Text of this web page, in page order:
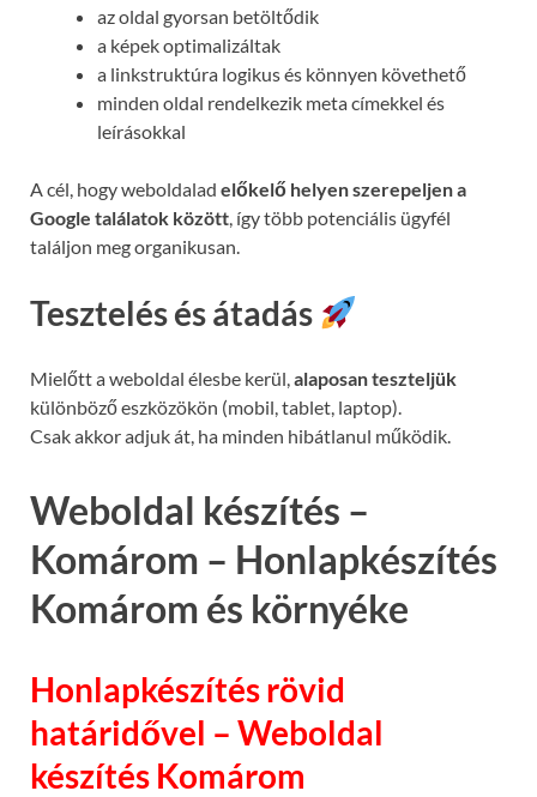
az oldal gyorsan betöltődik
a képek optimalizáltak
a linkstruktúra logikus és könnyen követhető
minden oldal rendelkezik meta címekkel és
leírásokkal
A cél, hogy weboldalad előkelő helyen szerepeljen a
Google találatok között, így több potenciális ügyfél
találjon meg organikusan.
Tesztelés és átadás
Mielőtt a weboldal élesbe kerül,alaposan teszteljük
különböző eszközökön (mobil, tablet, laptop).
Csak akkor adjuk át, ha minden hibátlanul működik.
Weboldal készítés –
Komárom – Honlapkészítés
Komárom és környéke
Honlapkészítés rövid
határidővel – Weboldal
készítés Komárom